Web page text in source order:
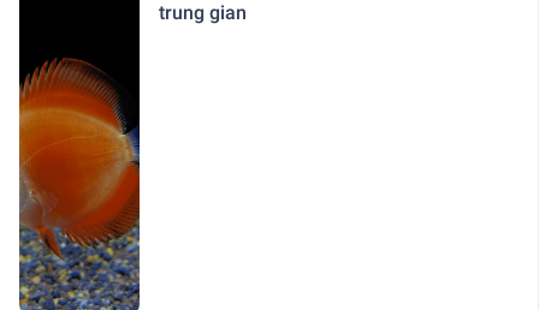
trung gian